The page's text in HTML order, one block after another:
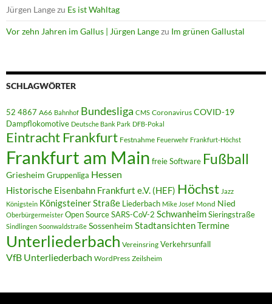
Jürgen Langezu Es ist Wahltag
Vor zehn Jahren im Gallus | Jürgen Langezu Im grünen Gallustal
SCHLAGWÖRTER
52 4867 A66 Bahnhof Bundesliga CMS Coronavirus COVID-19
Dampflokomotive Deutsche Bank Park DFB-Pokal
Eintracht Frankfurt Festnahme Feuerwehr Frankfurt-Höchst
Frankfurt am Main freie Software Fußball
Griesheim Gruppenliga Hessen
Historische Eisenbahn Frankfurt e.V. (HEF) Höchst Jazz
Königstein Königsteiner Straße Liederbach Mike Josef Mond Nied
Oberbürgermeister Open SourceSARS-CoV-2 SchwanheimSieringstraße
Sindlingen Soonwaldstraße Sossenheim StadtansichtenTermine
Unterliederbach Vereinsring Verkehrsunfall
VfB Unterliederbach WordPress Zeilsheim